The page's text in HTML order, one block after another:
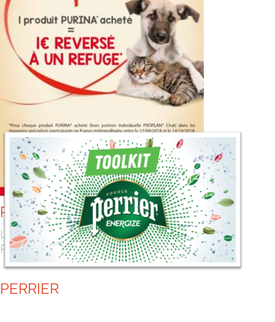
PURINA
LA JOURNÉE MONDIALE DES ANIMAUX AVEC
PURINA
PERRIER